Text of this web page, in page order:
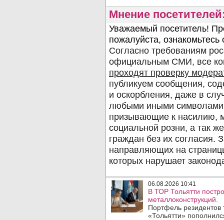
Мнение
06.08.2026 10:41
В ТОР Тольятти
металлоконструкций.
Портфель
«Тольятти»